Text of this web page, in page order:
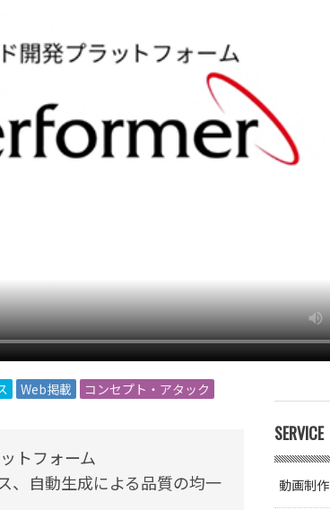
Web掲載 コンセプト・アタック
トフォーム
、自動生成による品質の均一
SERVICE
動画制作